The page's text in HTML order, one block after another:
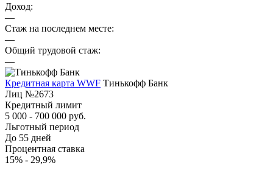
Доход:
—
Стаж на последнем месте:
—
Общий трудовой стаж:
—
Кредитная карта WWF Тинькофф Банк
Лиц №2673
Кредитный лимит
5 000 - 700 000 руб.
Льготный период
До 55 дней
Процентная ставка
15% - 29,9%